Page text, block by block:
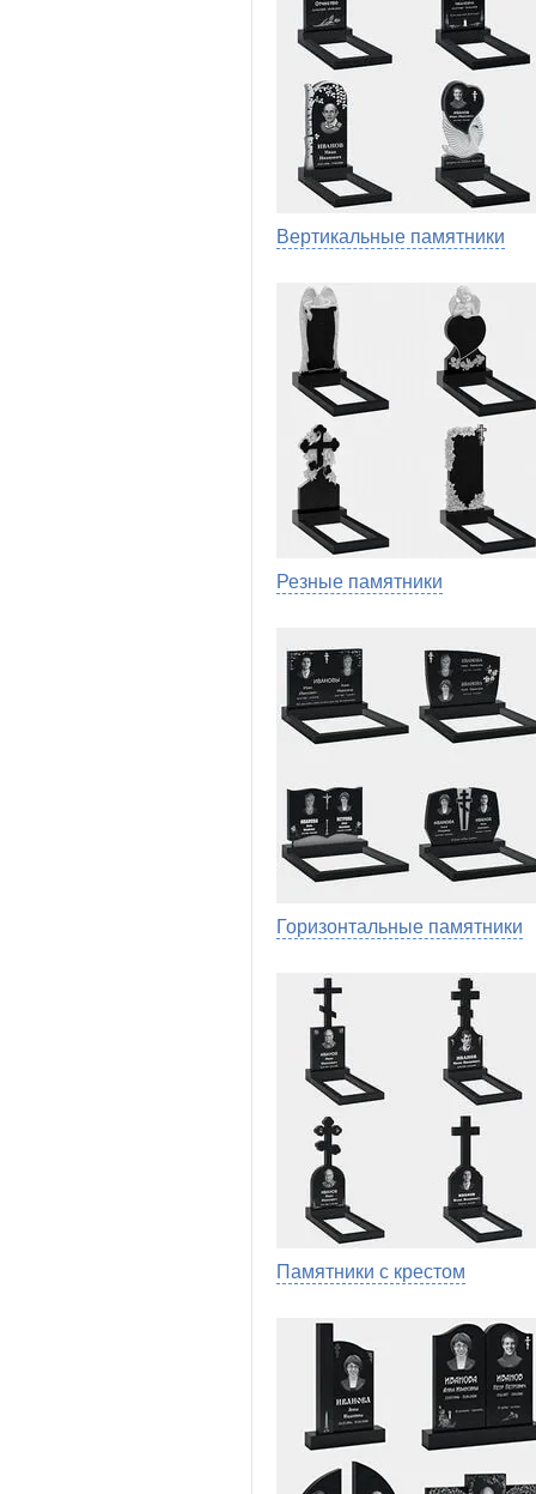
Вертикальные памятники
Резные памятники
Горизонтальные памятники
Памятники с крестом